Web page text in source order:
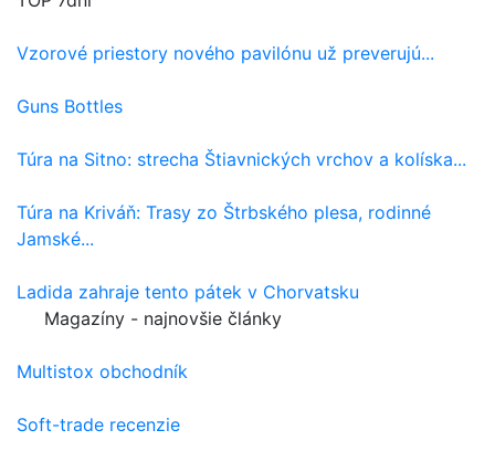
Vzorové priestory nového pavilónu už preverujú...
Guns Bottles
Túra na Sitno: strecha Štiavnických vrchov a kolíska...
Túra na Kriváň: Trasy zo Štrbského plesa, rodinné
Jamské...
Ladida zahraje tento pátek v Chorvatsku
Magazíny - najnovšie články
Multistox obchodník
Soft-trade recenzie